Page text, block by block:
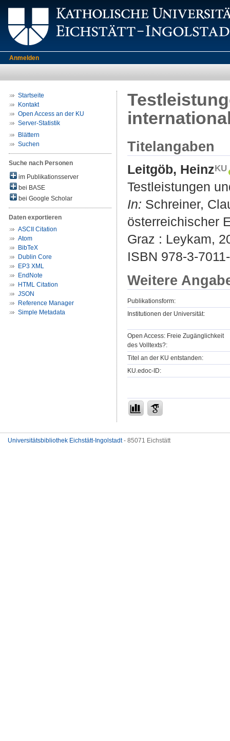
Anmelden
Startseite
Kontakt
Open Access an der KU
Server-Statistik
Blättern
Suchen
Suche nach Personen
im Publikationsserver
bei BASE
bei Google Scholar
Daten exportieren
ASCII Citation
Atom
BibTeX
Dublin Core
EP3 XML
EndNote
HTML Citation
JSON
Reference Manager
Simple Metadata
Titelangaben
Leitgöb, Heinz
Testleistungen
In: Schreiner,
österreichischer
Graz : Leykam,
ISBN 978-3-
Weitere
Publikationsform:
Institutionen der Universität:
Open Access: Freie Zugänglichkeit
des Volltexts?:
Titel an der KU entstanden:
KU.edoc-ID:
Universitätsbibliothek Eichstätt-Ingolstadt- 85071 Eichstätt